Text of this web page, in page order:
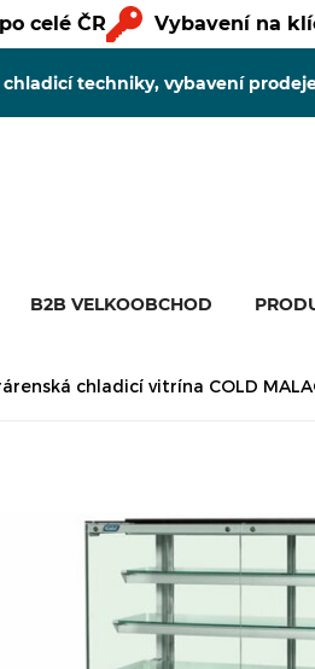
celé ČR Vybavení na
techniky, vybavení
B2B VELKOOBCHOD
chladicí vitrína COLD